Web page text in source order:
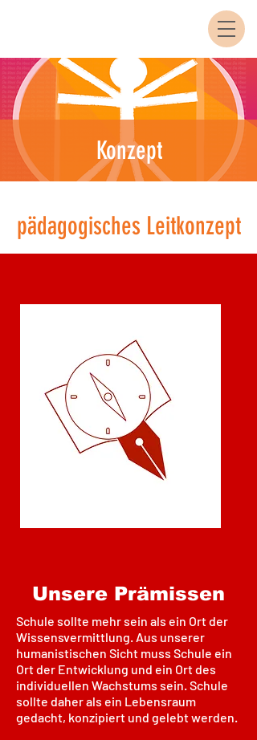
Konzept
pädagogisches Leitkonzept
Unsere Prämissen
Schule sollte mehr sein als ein Ort der
Wissensvermittlung. Aus unserer
humanistischen Sicht muss Schule ein
Ort der Entwicklung und ein Ort des
individuellen Wachstums sein. Schule
sollte daher als ein Lebensraum
gedacht, konzipiert und gelebt werden.